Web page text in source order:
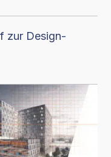
zur Design-